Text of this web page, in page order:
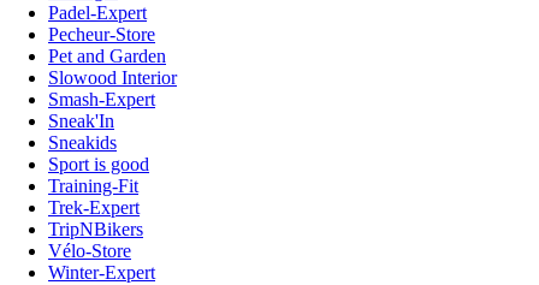
Padel-Expert
Pecheur-Store
Pet and Garden
Slowood Interior
Smash-Expert
Sneak'In
Sneakids
Sport is good
Training-Fit
Trek-Expert
TripNBikers
Vélo-Store
Winter-Expert